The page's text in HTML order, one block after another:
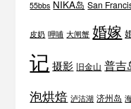
55bbs NIKA岛 San
皮奶 呷哺 大闸蟹 婚嫁
记 摄影 旧金山 普吉
泡烘焙 泸沽湖 济州岛